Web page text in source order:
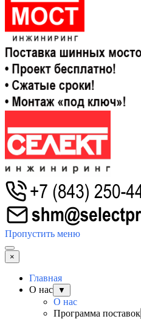
Пропустить меню
×
Главная
О нас
▼
О нас
Программа поставок